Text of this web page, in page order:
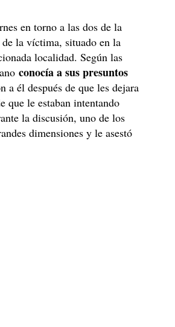
en torno a las dos de la
la víctima, situado en la
localidad. Según las
conocía a sus presuntos
a él después de que les dejara
que le estaban intentando
la discusión, uno de los
dimensiones y le asestó